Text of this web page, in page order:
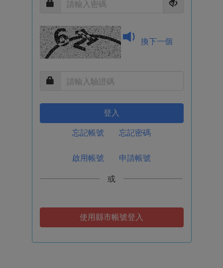
換下一個
登入
忘記帳號 忘記密碼
啟用帳號 申請帳號
或
使用縣市帳號登入